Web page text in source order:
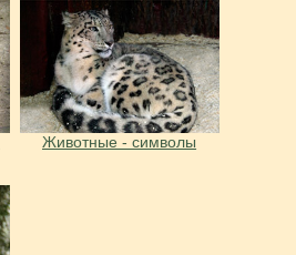
Животные - символы